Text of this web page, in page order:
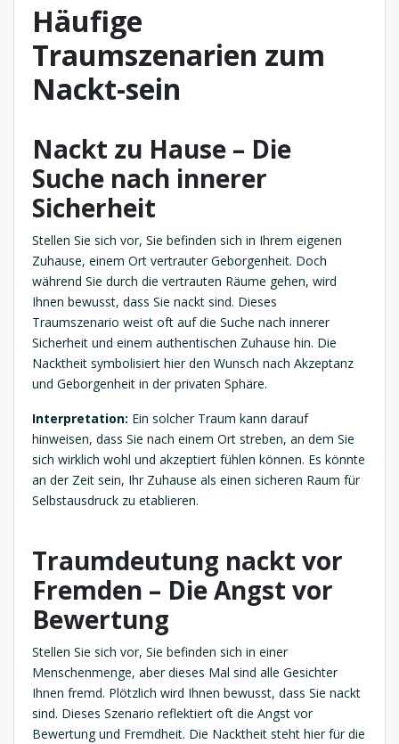
Häufige
Traumszenarien zum
Nackt-sein
Nackt zu Hause – Die
Suche nach innerer
Sicherheit
Stellen Sie sich vor, Sie befinden sich in Ihrem eigenen
Zuhause, einem Ort vertrauter Geborgenheit. Doch
während Sie durch die vertrauten Räume gehen, wird
Ihnen bewusst, dass Sie nackt sind. Dieses
Traumszenario weist oft auf die Suche nach innerer
Sicherheit und einem authentischen Zuhause hin. Die
Nacktheit symbolisiert hier den Wunsch nach Akzeptanz
und Geborgenheit in der privaten Sphäre.
Interpretation: Ein solcher Traum kann darauf
hinweisen, dass Sie nach einem Ort streben, an dem Sie
sich wirklich wohl und akzeptiert fühlen können. Es könnte
an der Zeit sein, Ihr Zuhause als einen sicheren Raum für
Selbstausdruck zu etablieren.
Traumdeutung nackt vor
Fremden – Die Angst vor
Bewertung
Stellen Sie sich vor, Sie befinden sich in einer
Menschenmenge, aber dieses Mal sind alle Gesichter
Ihnen fremd. Plötzlich wird Ihnen bewusst, dass Sie nackt
sind. Dieses Szenario reflektiert oft die Angst vor
Bewertung und Fremdheit. Die Nacktheit steht hier für die